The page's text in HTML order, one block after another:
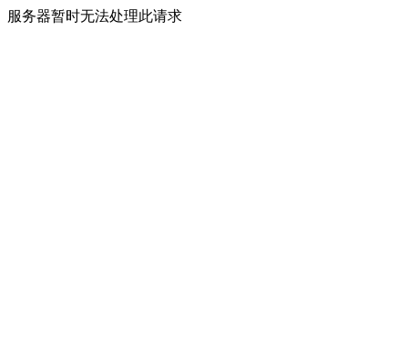
服务器暂时无法处理此请求